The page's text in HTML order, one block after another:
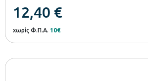
12,40 €
χωρίς Φ.Π.Α. 10€